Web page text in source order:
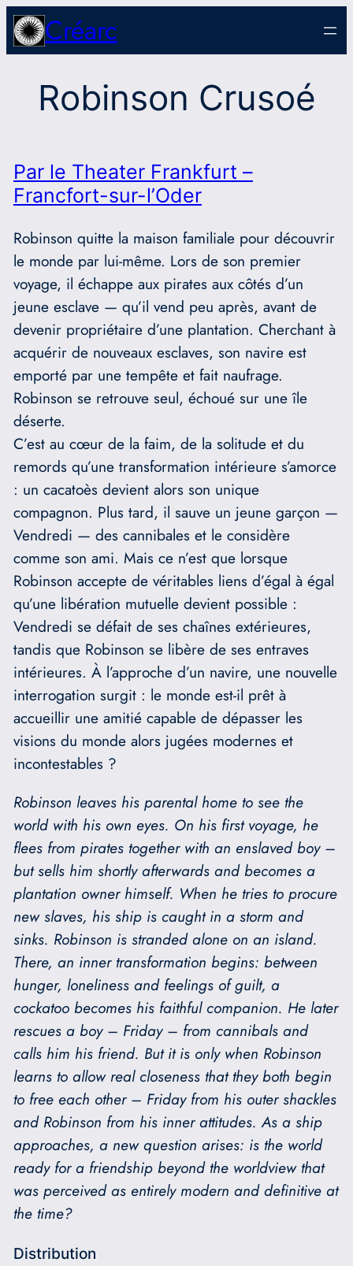
Aller
au
Créarc
Robinson Crusoé
Par le Theater Frankfurt –
Francfort-sur-l’Oder
Robinson quitte la maison familiale pour découvrir
le monde par lui-même. Lors de son premier
voyage, il échappe aux pirates aux côtés d’un
jeune esclave — qu’il vend peu après, avant de
devenir propriétaire d’une plantation. Cherchant à
acquérir de nouveaux esclaves, son navire est
emporté par une tempête et fait naufrage.
Robinson se retrouve seul, échoué sur une île
déserte.
C’est au cœur de la faim, de la solitude et du
remords qu’une transformation intérieure s’amorce
: un cacatoès devient alors son unique
compagnon. Plus tard, il sauve un jeune garçon —
Vendredi — des cannibales et le considère
comme son ami. Mais ce n’est que lorsque
Robinson accepte de véritables liens d’égal à égal
qu’une libération mutuelle devient possible :
Vendredi se défait de ses chaînes extérieures,
tandis que Robinson se libère de ses entraves
intérieures. À l’approche d’un navire, une nouvelle
interrogation surgit : le monde est-il prêt à
accueillir une amitié capable de dépasser les
visions du monde alors jugées modernes et
incontestables ?
Robinson leaves his parental home to see the
world with his own eyes. On his first voyage, he
flees from pirates together with an enslaved boy –
but sells him shortly afterwards and becomes a
plantation owner himself. When he tries to procure
new slaves, his ship is caught in a storm and
sinks. Robinson is stranded alone on an island.
There, an inner transformation begins: between
hunger, loneliness and feelings of guilt, a
cockatoo becomes his faithful companion. He later
rescues a boy – Friday – from cannibals and
calls him his friend. But it is only when Robinson
learns to allow real closeness that they both begin
to free each other – Friday from his outer shackles
and Robinson from his inner attitudes. As a ship
approaches, a new question arises: is the world
ready for a friendship beyond the worldview that
was perceived as entirely modern and definitive at
the time?
Distribution